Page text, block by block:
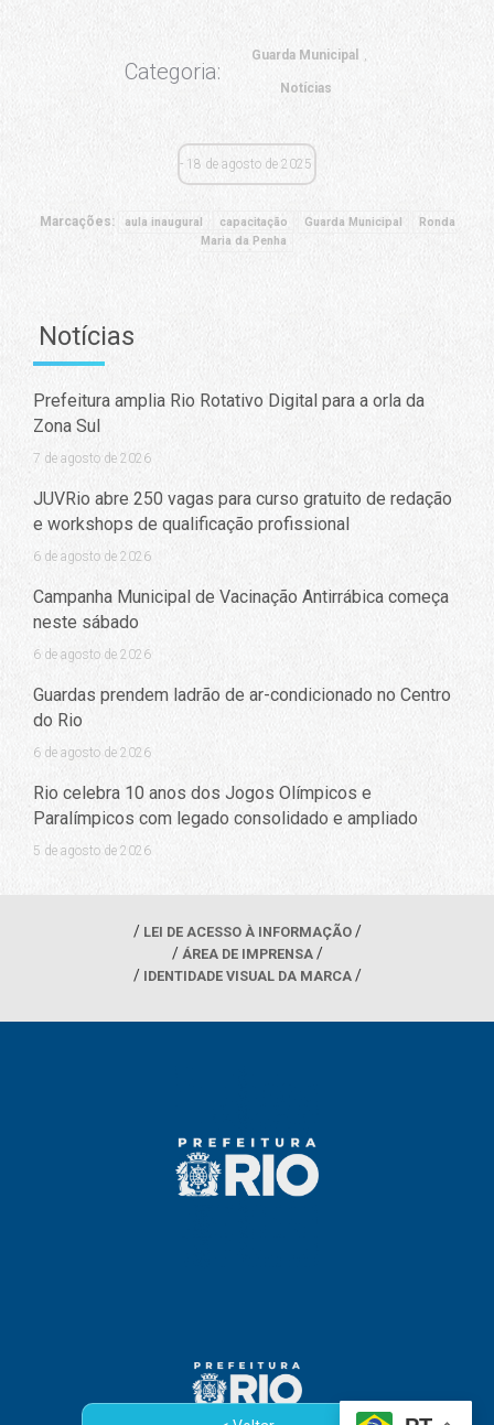
Categoria:
Guarda Municipal
Notícias
18 de agosto de 2025
Marcações: aula inaugural capacitação Guarda Municipal
Ronda
Maria da Penha
Notícias
Prefeitura amplia Rio Rotativo Digital para a orla da
Zona Sul
7 de agosto de 2026
JUVRio abre 250 vagas para curso gratuito de redação
e workshops de qualificação profissional
6 de agosto de 2026
Campanha Municipal de Vacinação Antirrábica começa
neste sábado
6 de agosto de 2026
Guardas prendem ladrão de ar-condicionado no Centro
do Rio
6 de agosto de 2026
Rio celebra 10 anos dos Jogos Olímpicos e
Paralímpicos com legado consolidado e ampliado
5 de agosto de 2026
LEI DE ACESSO À INFORMAÇÃO
ÁREA DE IMPRENSA
IDENTIDADE VISUAL DA MARCA